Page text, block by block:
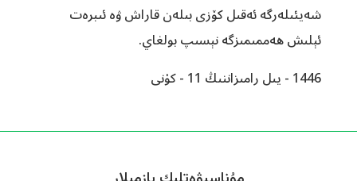
شەيئىلەرگە ئەقىل كۆزى بىلەن قاراش ۋە ئىبرەت
ئېلىش ھەممىمىزگە نېسىپ بولغاي.
1446 - يىل رامىزاننىڭ 11 - كۈنى